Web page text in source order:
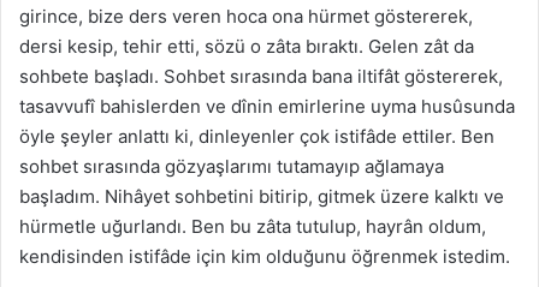
girince, bize ders veren hoca ona hürmet göstererek,
dersi kesip, tehir etti, sözü o zâta bıraktı. Gelen zât da
sohbete başladı. Sohbet sırasında bana iltifât göstererek,
tasavvufî bahislerden ve dînin emirlerine uyma husûsunda
öyle şeyler anlattı ki, dinleyenler çok istifâde ettiler. Ben
sohbet sırasında gözyaşlarımı tutamayıp ağlamaya
başladım. Nihâyet sohbetini bitirip, gitmek üzere kalktı ve
hürmetle uğurlandı. Ben bu zâta tutulup, hayrân oldum,
kendisinden istifâde için kim olduğunu öğrenmek istedim.